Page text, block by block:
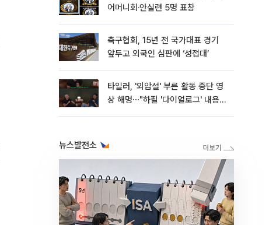
어머니회·안실련 5명 표창
축구협회, 15년 전 국가대표 경기
앞두고 외국인 심판에 ‘성접대’
타일러, '외압설' 부른 활동 중단 영
상 해명⋯"하필 '다이얼로그' 내용이
뉴스발전소